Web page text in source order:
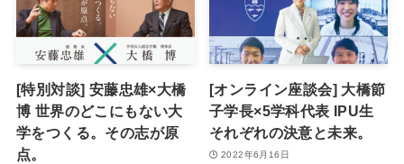
[特別対談] 安藤忠雄×大橋
博 世界のどこにもない大
学をつくる。その志が原
点。
[オンライン座談会] 大橋節
子学長×5学科代表 IPU生
それぞれの決意と未来。
2022年6月16日